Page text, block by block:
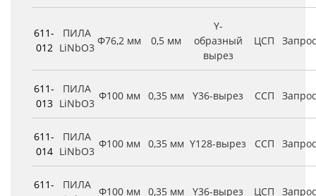
611-
012
ПИЛА
LiNbO3
Φ76,2 мм 0,5 мм
Y-
образный
вырез
ЦСП
611-
013
ПИЛА
LiNbO3
Φ100 мм 0,35 мм Y36-вырез ССП
611-
014
ПИЛА
LiNbO3
Φ100 мм 0,35 мм Y128-вырез ССП
611-
ПИЛА
Φ100 мм 0,35 мм Y36-вырез ЦСП